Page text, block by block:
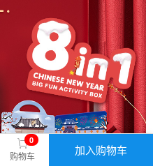
购物车
0
加入购物车